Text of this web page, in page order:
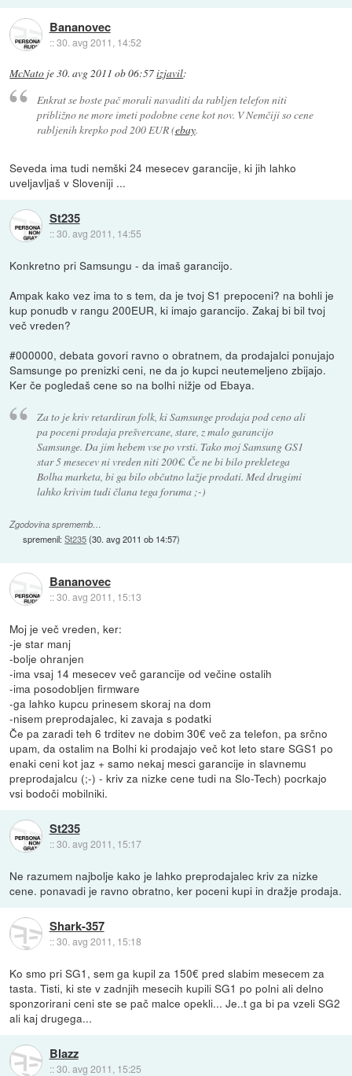
Bananovec
::30. avg 2011, 14:52
McNato je30. avg 2011 ob 06:57izjavil:
Enkrat se boste pač morali navaditi da rabljen telefon niti
približno ne more imeti podobne cene kot nov. V Nemčiji so cene
rabljenih krepko pod 200 EUR (ebay.
Seveda ima tudi nemški 24 mesecev garancije, ki jih lahko
uveljavljaš v Sloveniji ...
St235
::30. avg 2011, 14:55
Konkretno pri Samsungu - da imaš garancijo.
Ampak kako vez ima to s tem, da je tvoj S1 prepoceni? na bohli je
kup ponudb v rangu 200EUR, ki imajo garancijo. Zakaj bi bil tvoj
več vreden?
#000000, debata govori ravno o obratnem, da prodajalci ponujajo
Samsunge po prenizki ceni, ne da jo kupci neutemeljeno zbijajo.
Ker če pogledaš cene so na bolhi nižje od Ebaya.
Za to je kriv retardiran folk, ki Samsunge prodaja pod ceno ali
pa poceni prodaja prešvercane, stare, z malo garancijo
Samsunge. Da jim hebem vse po vrsti. Tako moj Samsung GS1
star 5 mesecev ni vreden niti 200€. Če ne bi bilo prekletega
Bolha marketa, bi ga bilo občutno lažje prodati. Med drugimi
lahko krivim tudi člana tega foruma ;-)
Zgodovina sprememb…
spremenil:St235(30. avg 2011 ob 14:57)
Bananovec
::30. avg 2011, 15:13
Moj je več vreden, ker:
-je star manj
-bolje ohranjen
-ima vsaj 14 mesecev več garancije od večine ostalih
-ima posodobljen firmware
-ga lahko kupcu prinesem skoraj na dom
-nisem preprodajalec, ki zavaja s podatki
Če pa zaradi teh 6 trditev ne dobim 30€ več za telefon, pa srčno
upam, da ostalim na Bolhi ki prodajajo več kot leto stare SGS1 po
enaki ceni kot jaz + samo nekaj mesci garancije in slavnemu
preprodajalcu (;-) - kriv za nizke cene tudi na Slo-Tech) pocrkajo
vsi bodoči mobilniki.
St235
::30. avg 2011, 15:17
Ne razumem najbolje kako je lahko preprodajalec kriv za nizke
cene. ponavadi je ravno obratno, ker poceni kupi in dražje prodaja.
Shark-357
::30. avg 2011, 15:18
Ko smo pri SG1, sem ga kupil za 150€ pred slabim mesecem za
tasta. Tisti, ki ste v zadnjih mesecih kupili SG1 po polni ali delno
sponzorirani ceni ste se pač malce opekli... Je..t ga bi pa vzeli SG2
ali kaj drugega...
Blazz
::30. avg 2011, 15:25